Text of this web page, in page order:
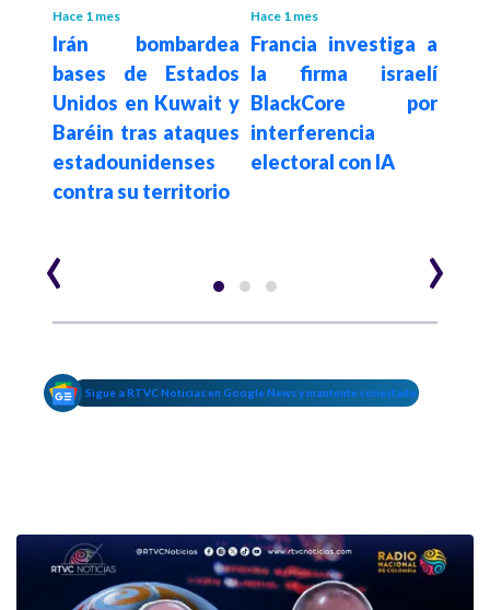
Hace 1 mes
Irán bombardea
bases de Estados
Unidos en Kuwait y
Baréin tras ataques
estadounidenses
contra su territorio
Hace 1 mes
Francia investiga a
la firma israelí
BlackCore por
interferencia
electoral con IA
‹ ›
Sigue a RTVC Noticias en Google News y mantente conectado